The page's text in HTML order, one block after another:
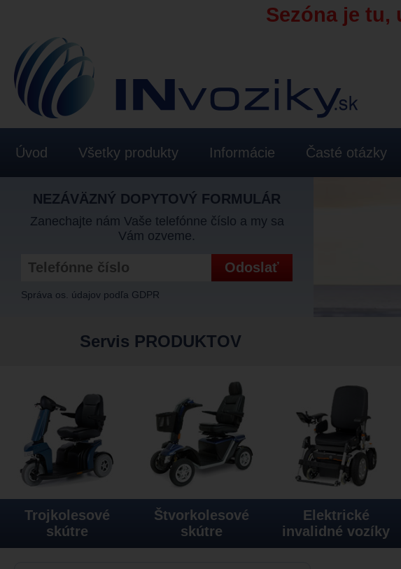
Sezóna je tu,
Úvod Všetky produkty Informácie Časté otázky
NEZÁVÄZNÝ DOPYTOVÝ FORMULÁR
Zanechajte nám Vaše telefónne číslo a my sa
Vám ozveme.
Správa os. údajov podľa GDPR
Servis PRODUKTOV
Trojkolesové
skútre
Štvorkolesové
skútre
Elektrické
invalidné vozíky